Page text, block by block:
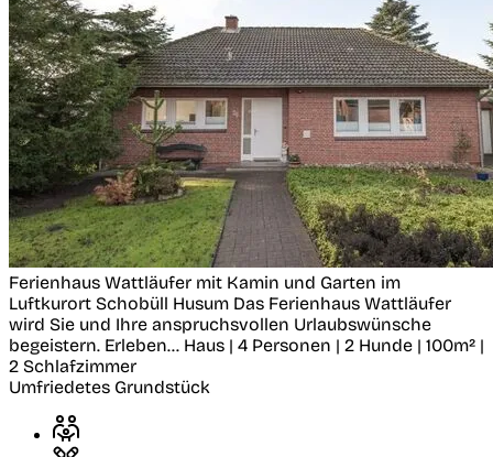
Ferienhaus Wattläufer mit Kamin und Garten im
Luftkurort Schobüll Husum Das Ferienhaus Wattläufer
wird Sie und Ihre anspruchsvollen Urlaubswünsche
begeistern. Erleben... Haus | 4 Personen | 2 Hunde | 100m² |
2 Schlafzimmer
Umfriedetes Grundstück